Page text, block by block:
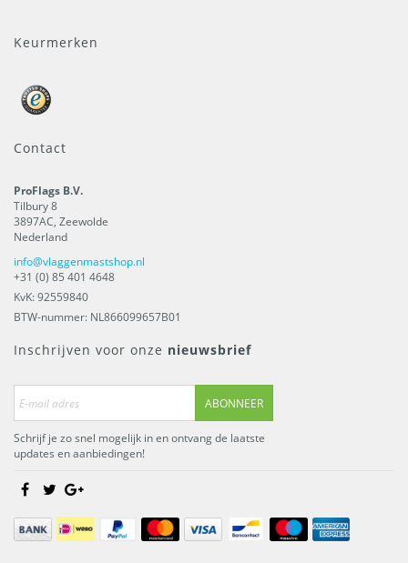
Keurmerken
Contact
ProFlags B.V.
Tilbury 8
3897AC, Zeewolde
Nederland
info@vlaggenmastshop.nl
+31 (0) 85 401 4648
KvK: 92559840
BTW-nummer: NL866099657B01
Inschrijven voor onze nieuwsbrief
ABONNEER
Schrijf je zo snel mogelijk in en ontvang de laatste
updates en aanbiedingen!